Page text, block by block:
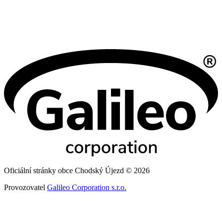
Oficiální stránky obce Chodský Újezd © 2026
Provozovatel Galileo Corporation s.r.o.